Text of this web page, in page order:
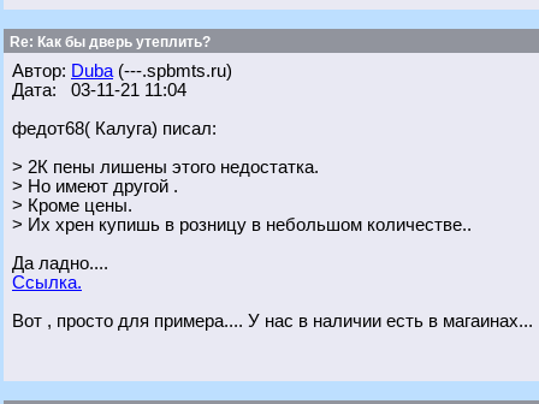
Re: Как бы дверь утеплить?
Автор: Duba (---.spbmts.ru)
Дата: 03-11-21 11:04
федот68( Калуга) писал:
> 2К пены лишены этого недостатка.
> Но имеют другой .
> Кроме цены.
> Их хрен купишь в розницу в небольшом количестве..
Да ладно....
Ссылка.
Вот , просто для примера.... У нас в наличии есть в магаинах...